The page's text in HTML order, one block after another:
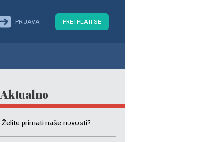
PRIJAVA PRETPLATI SE
Aktualno
Želite primati naše novosti?